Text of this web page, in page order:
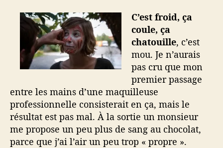
C’est froid, ça
coule, ça
chatouille, c’est
mou. Je n’aurais
pas cru que mon
premier passage
entre les mains d’une maquilleuse
professionnelle consisterait en ça, mais le
résultat est pas mal. À la sortie un monsieur
me propose un peu plus de sang au chocolat,
parce que j’ai l’air un peu trop « propre ».